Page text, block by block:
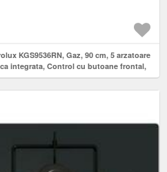
KGS9536RN, Gaz, 90 cm, 5 arzatoare
integrata, Control cu butoane frontal,
Rustic (Negru)